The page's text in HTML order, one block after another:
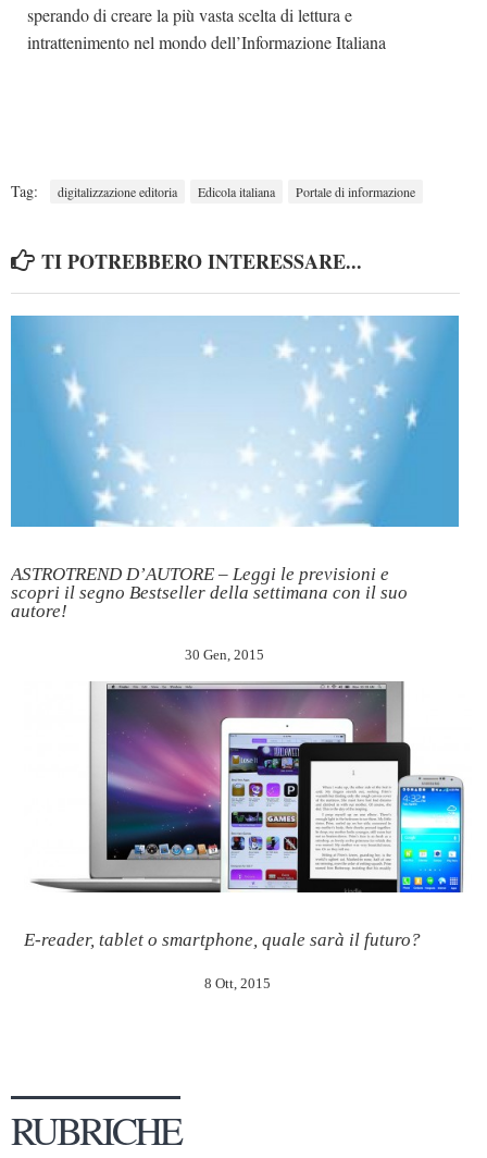
sperando di creare la più vasta scelta di lettura e
intrattenimento nel mondo dell’Informazione Italiana
Tag: digitalizzazione editoria Edicola italiana Portale di informazione
TI POTREBBERO INTERESSARE...
ASTROTREND D’AUTORE – Leggi le previsioni e
scopri il segno Bestseller della settimana con il suo
autore!
30 Gen, 2015
E-reader, tablet o smartphone, quale sarà il futuro?
8 Ott, 2015
RUBRICHE